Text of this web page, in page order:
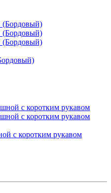
с коротким рукавом